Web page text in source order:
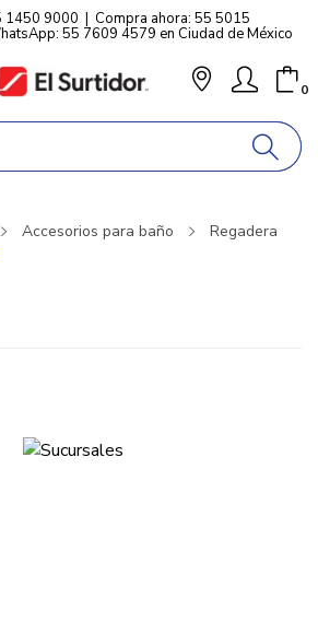
1450 9000 | Compra ahora: 55 5015
55 7609 4579 en Ciudad de México
0
Accesorios para baño
Regadera